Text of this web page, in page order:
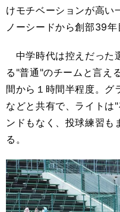
けモチベーションが高い
ノーシードから創部39年
中学時代は控えだった
る"普通"のチームと言え
間から１時間半程度。グ
などと共有で、ライトは
ンドもなく、投球練習も
る。